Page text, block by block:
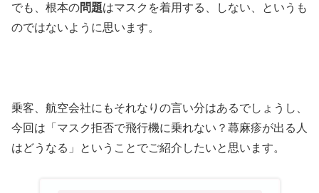
でも、根本の問題はマスクを着用する、しない、というも
のではないように思います。
乗客、航空会社にもそれなりの言い分はあるでしょうし、
今回は「マスク拒否で飛行機に乗れない？蕁麻疹が出る人
はどうなる」ということでご紹介したいと思います。